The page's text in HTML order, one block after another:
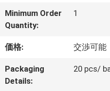
ビ
デ
オ
Minimum Order
Quantity:
1
価格: 交渉可能
Packaging
Details:
20 pcs/